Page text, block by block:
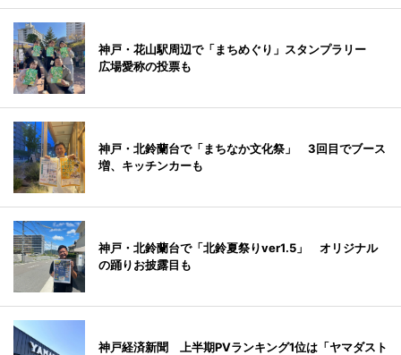
神戸・花山駅周辺で「まちめぐり」スタンプラリー
広場愛称の投票も
神戸・北鈴蘭台で「まちなか文化祭」 3回目でブース
増、キッチンカーも
神戸・北鈴蘭台で「北鈴夏祭りver1.5」 オリジナル
の踊りお披露目も
神戸経済新聞 上半期PVランキング1位は「ヤマダスト